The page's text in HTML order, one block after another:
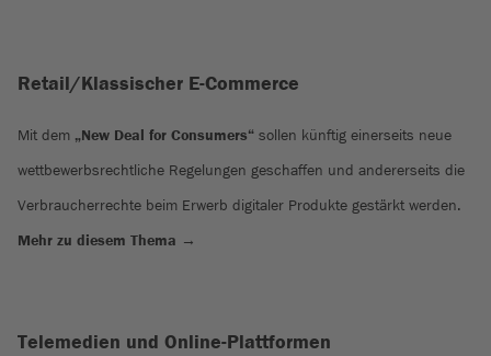
Retail/Klassischer E-Commerce
Mit dem „New Deal for Consumers“ sollen künftig einerseits neue
wettbewerbsrechtliche Regelungen geschaffen und andererseits die
Verbraucherrechte beim Erwerb digitaler Produkte gestärkt werden.
Mehr zu diesem Thema →
Telemedien und Online-Plattformen